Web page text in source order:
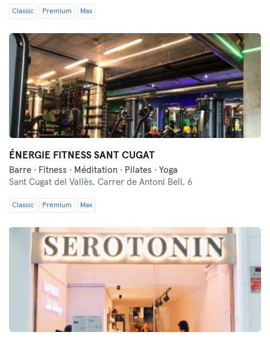
Classic Premium Max
ÉNERGIE FITNESS SANT CUGAT
Barre · Fitness · Méditation · Pilates · Yoga
Sant Cugat del Vallès, Carrer de Antoni Bell, 6
Classic Premium Max